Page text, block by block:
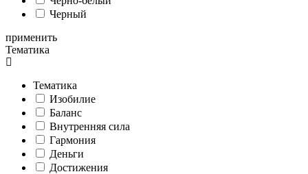
Черный
применить
Тематика
Тематика
Изобилие
Баланс
Внутренняя сила
Гармония
Деньги
Достижения